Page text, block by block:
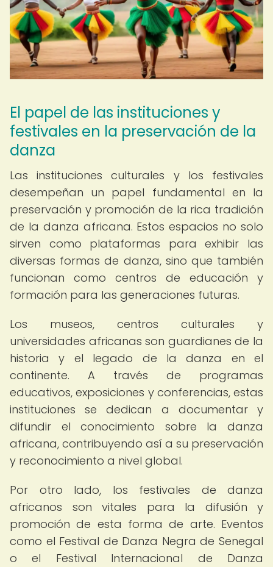
El papel de las instituciones y
festivales en la preservación de la
danza
Las instituciones culturales y los festivales
desempeñan un papel fundamental en la
preservación y promoción de la rica tradición
de la danza africana. Estos espacios no solo
sirven como plataformas para exhibir las
diversas formas de danza, sino que también
funcionan como centros de educación y
formación para las generaciones futuras.
Los museos, centros culturales y
universidades africanas son guardianes de la
historia y el legado de la danza en el
continente. A través de programas
educativos, exposiciones y conferencias, estas
instituciones se dedican a documentar y
difundir el conocimiento sobre la danza
africana, contribuyendo así a su preservación
y reconocimiento a nivel global.
Por otro lado, los festivales de danza
africanos son vitales para la difusión y
promoción de esta forma de arte. Eventos
como el Festival de Danza Negra de Senegal
o el Festival Internacional de Danza